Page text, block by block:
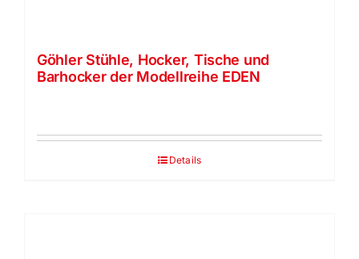
Göhler Stühle, Hocker, Tische und
Barhocker der Modellreihe EDEN
Details